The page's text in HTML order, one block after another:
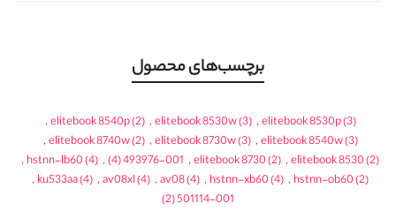
برچسب‌های محصول
elitebook 8530p(3)
,
elitebook 8530w(3)
,
elitebook 8540p(2)
,
elitebook 8540w(3)
,
elitebook 8730w(3)
,
elitebook 8740w(2)
,
elitebook 8530(2)
,
elitebook 8730(2)
,
493976-001
(4)
,
hstnn-lb60(4)
,
hstnn-ob60(2)
,
hstnn-xb60(4)
,
av08(4)
,
av08xl(4)
,
ku533aa(4)
,
501114-001
(2)